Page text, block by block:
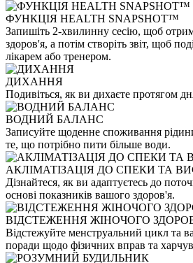
ФУНКЦІЯ HEALTH SNAPSHOT™
Запишіть 2-хвилинну сесію, щоб
здоров'я, а потім створіть звіт, щоб
лікарем або тренером.
ДИХАННЯ
Подивіться, як ви дихаєте протягом
ВОДНИЙ БАЛАНС
Записуйте щоденне споживання
те, що потрібно пити більше води.
АКЛІМАТІЗАЦІЯ ДО СПЕКИ ТА
Дізнайтеся, як ви адаптуєтесь до
основі показників вашого здоров'я.
ВІДСТЕЖЕННЯ ЖІНОЧОГО
Відстежуйте менструальний цикл та
поради щодо фізичних вправ та